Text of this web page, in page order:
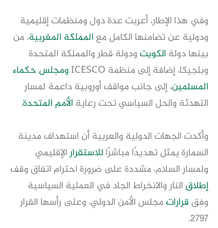
وفي هذا الإطار، أعربت عدة دول ومنظمات إقليمية
ودولية عن تضامنها الكامل معالمملكة المغربية، من
بينها دولة الكويت ودولة قطر والمملكة المتحدة
وبلجيكا، إضافة إلى منظمة ICESCO
ومجلس حكماء
المسلمين، إلى جانب مواقف أوروبية داعمة لمسار
التهدئة والحل السياسي تحت رعاية الأمم المتحدة.
وأكدت الجهات الدولية والعربية أن استهداف مدينة
السمارة يمثل تهديدًا مباشرًا للاستقرارالإقليمي
ولمسار السلام، مشددة على ضرورة احترام اتفاق وقف
إطلاق النار والانخراط الجاد في العملية السياسية
وفق قرارات مجلس الأمن الدولي، وعلى رأسها القرار
2797.